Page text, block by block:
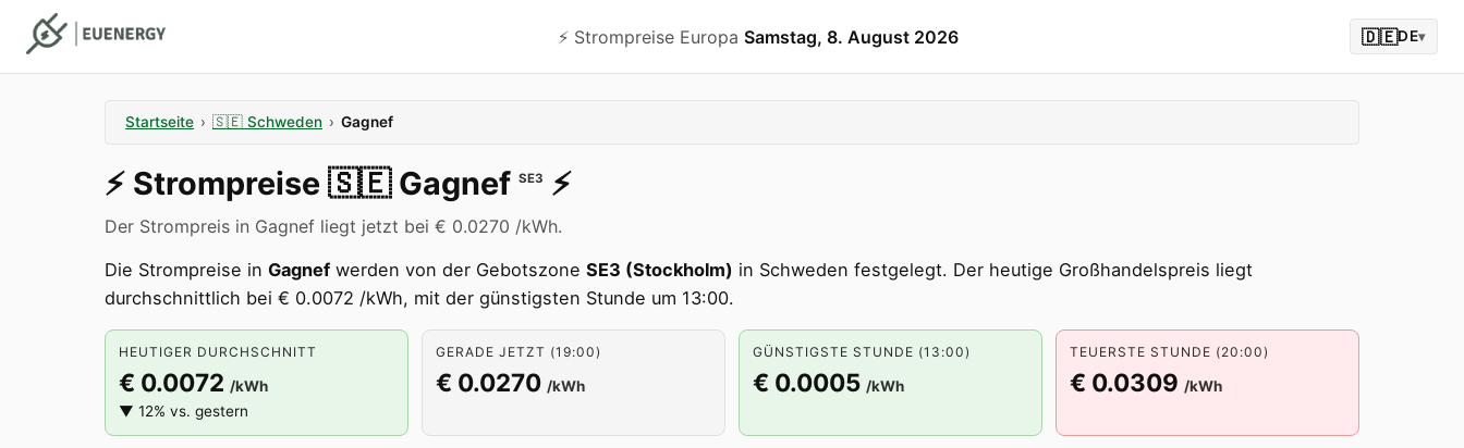
⚡️ Strompreise Europa Samstag, 8. August 2026 🇩🇪DE▾
Startseite › 🇸🇪 Schweden › Gagnef
⚡️ Strompreise 🇸🇪 Gagnef SE3 ⚡️
Der Strompreis in Gagnef liegt jetzt bei € 0.0270 /kWh.
Die Strompreise in Gagnef werden von der Gebotszone SE3 (Stockholm) in Schweden festgelegt. Der heutige Großhandelspreis liegt
durchschnittlich bei € 0.0072 /kWh, mit der günstigsten Stunde um 13:00.
HEUTIGER DURCHSCHNITT
€ 0.0072 /kWh
▼ 12% vs. gestern
GERADE JETZT (19:00)
€ 0.0270 /kWh
GÜNSTIGSTE STUNDE (13:00)
€ 0.0005 /kWh
TEUERSTE STUNDE (20:00)
€ 0.0309 /kWh